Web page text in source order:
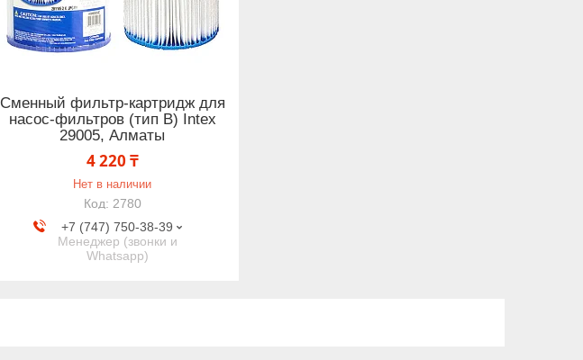
Сменный фильтр-картридж для
насос-фильтров (тип В) Intex
29005, Алматы
4 220 ₸
Нет в наличии
2780
+7 (747) 750-38-39
Менеджер (звонки и
Whatsapp)